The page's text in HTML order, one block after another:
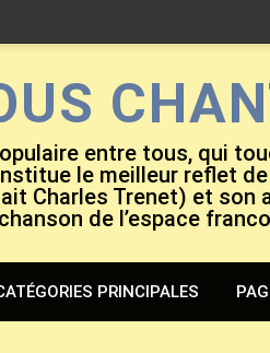
entre tous, qui
le meilleur reflet
Charles Trenet) et
de l’espace
PRINCIPALES